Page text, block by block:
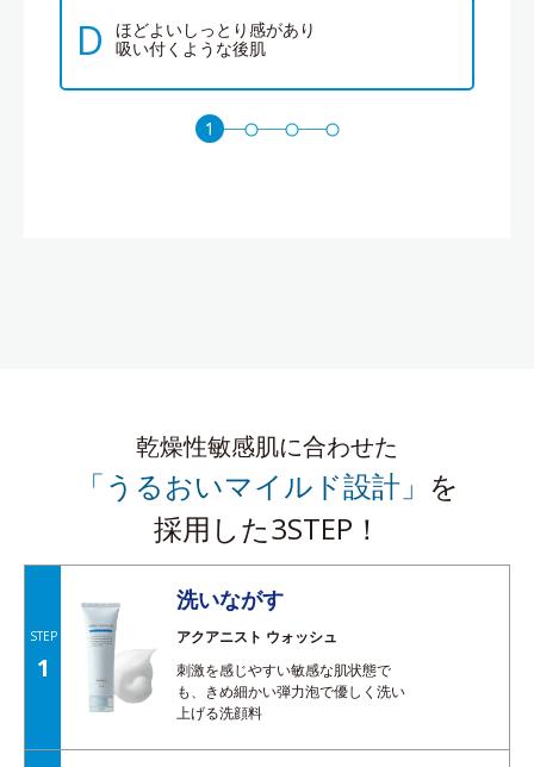
D
ほどよいしっとり感があり
吸い付くような後肌
乾燥性敏感肌に合わせた
「うるおいマイルド設計」 を
採用した3STEP！
STEP
1
洗いながす
アクアニスト ウォッシュ
刺激を感じやすい敏感な肌状態で
も、きめ細かい弾力泡で優しく洗い
上げる洗顔料